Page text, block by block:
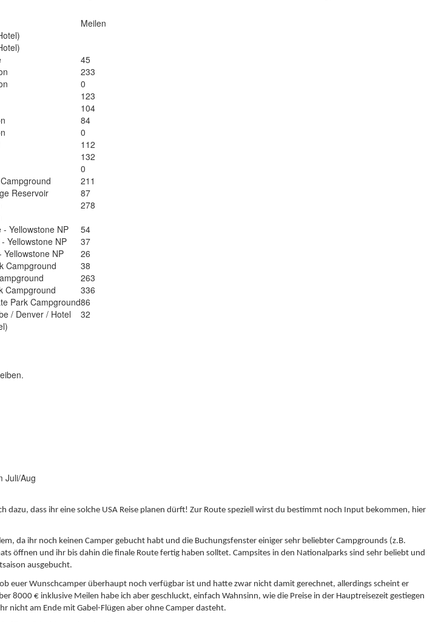
Meilen
45
233
0
123
104
84
0
112
132
0
211
Reservoir
87
278
- Yellowstone NP
54
Yellowstone NP
37
Yellowstone NP
26
Campground
38
263
Campground
336
Park Campground86
/ Denver / Hotel
32
Juli/Aug
dazu, dass ihr eine solche USA Reise planen dürft! Zur Route speziell wirst du bestimmt noch Input bekommen, hier
da ihr noch keinen Camper gebucht habt und die Buchungsfenster einiger sehr beliebter Campgrounds (z.B.
öffnen und ihr bis dahin die finale Route fertig haben solltet. Campsites in den Nationalparks sind sehr beliebt und
ausgebucht.
euer Wunschcamper überhaupt noch verfügbar ist und hatte zwar nicht damit gerechnet, allerdings scheint er
8000 € inklusive Meilen habe ich aber geschluckt, einfach Wahnsinn, wie die Preise in der Hauptreisezeit gestiegen
nicht am Ende mit Gabel-Flügen aber ohne Camper dasteht.